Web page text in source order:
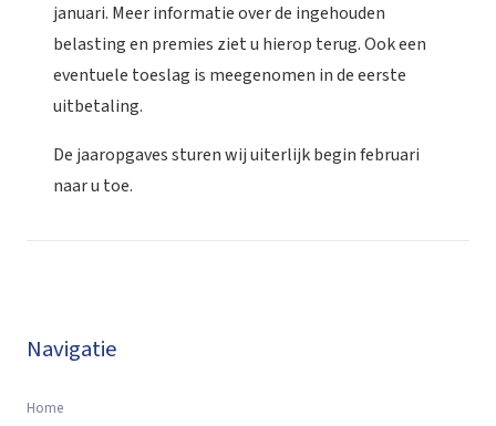
januari. Meer informatie over de ingehouden
belasting en premies ziet u hierop terug. Ook een
eventuele toeslag is meegenomen in de eerste
uitbetaling.
De jaaropgaves sturen wij uiterlijk begin februari
naar u toe.
Navigatie
Home